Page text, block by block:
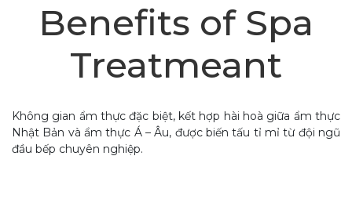
Benefits of Spa
Treatmeant
Không gian ẩm thực đặc biệt, kết hợp hài hoà giữa ẩm thực
Nhật Bản và ẩm thực Á – Âu, được biến tấu tỉ mỉ từ đội ngũ
đầu bếp chuyên nghiệp.